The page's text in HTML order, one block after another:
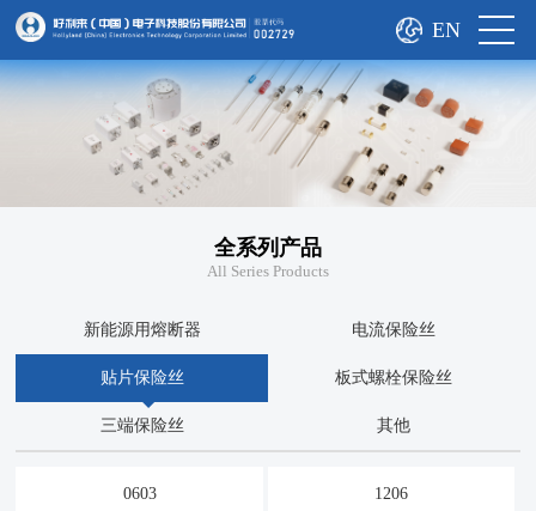
EN
全系列产品
All Series Products
新能源用熔断器 电流保险丝
贴片保险丝 板式螺栓保险丝
三端保险丝 其他
0603 1206